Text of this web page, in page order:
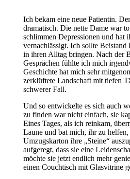
Ich bekam eine neue Patientin.
dramatisch. Die nette Dame war
schlimmen Depressionen und hat
vernachlässigt. Ich sollte
in ihren Alltag bringen. Nach der
Gesprächen fühlte ich mich
Geschichte hat mich sehr
zerklüftete Landschaft mit tiefen
schwerer Fall.
Und so entwickelte es sich auch
zu finden war nicht einfach, sie
Eines Tages, als ich reinkam,
Laune und bat mich, ihr zu helfen,
Umzugskarton ihre „Steine“
aufgeregt, dass sie eine
möchte sie jetzt endlich mehr
einen Couchtisch mit Glasvitrine